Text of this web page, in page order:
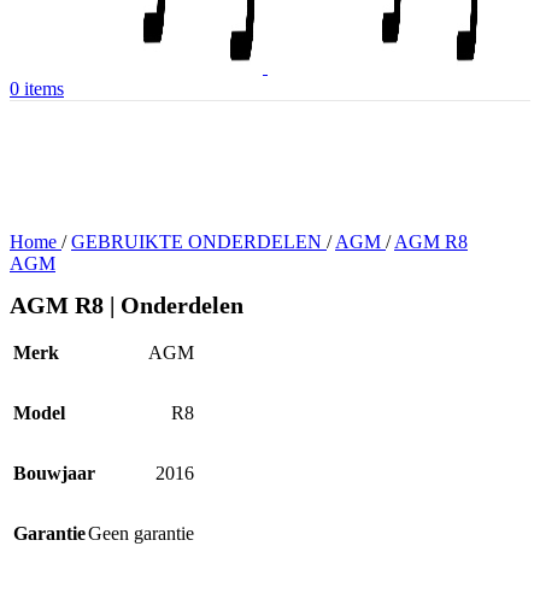
0 items
Home / GEBRUIKTE ONDERDELEN / AGM / AGM R8
AGM
AGM R8 | Onderdelen
Merk AGM
Model R8
Bouwjaar 2016
GarantieGeen garantie